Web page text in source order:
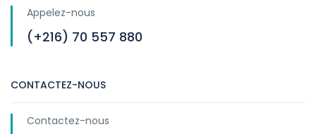
Appelez-nous
(+216) 70 557 880
CONTACTEZ-NOUS
Contactez-nous